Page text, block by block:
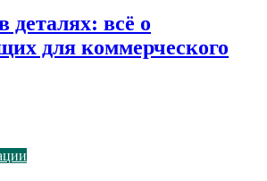
деталях: всё о
для коммерческого